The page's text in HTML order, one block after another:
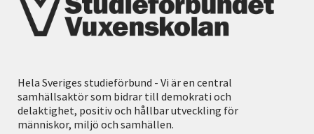
Hela Sveriges studieförbund - Vi är en central
samhällsaktör som bidrar till demokrati och
delaktighet, positiv och hållbar utveckling för
människor, miljö och samhällen.